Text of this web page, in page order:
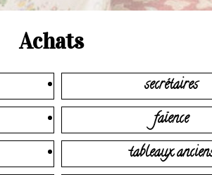
Achats
secrétaires
faïence
tableaux